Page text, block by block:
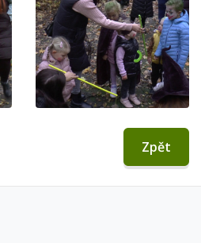
Zpět